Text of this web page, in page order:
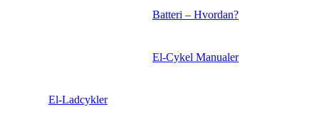
Batteri – Hvordan?
El-Cykel Manualer
El-Ladcykler